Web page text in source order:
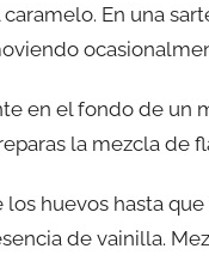
En una
en el fondo de un
la mezcla de
los huevos hasta
de vainilla.